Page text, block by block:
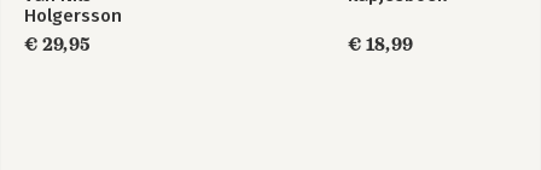
Holgersson
€ 29,95
€ 18,99